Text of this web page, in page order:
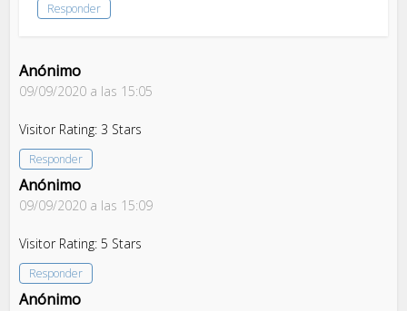
Responder
Anónimo
09/09/2020 a las 15:05
Visitor Rating: 3 Stars
Responder
Anónimo
09/09/2020 a las 15:09
Visitor Rating: 5 Stars
Responder
Anónimo